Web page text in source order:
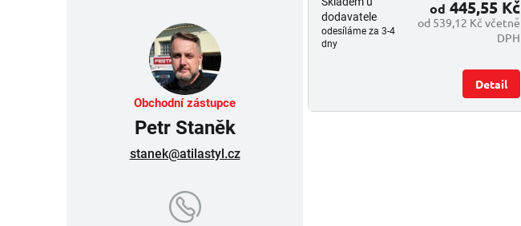
Obchodní zástupce
Petr Staněk
stanek@atilastyl.cz
dodavatele
odesíláme za 3-4
dny
od 539,12 Kč včetně
DPH
od 445,55 Kč
Detail